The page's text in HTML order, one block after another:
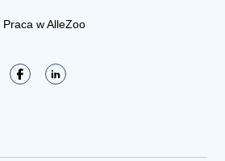
Praca w AlleZoo